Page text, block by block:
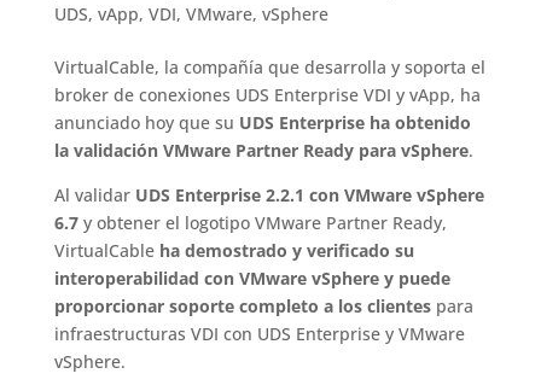
UDS, vApp, VDI, VMware, vSphere
VirtualCable, la compañía que desarrolla y soporta el
broker de conexiones UDS Enterprise VDI y vApp, ha
anunciado hoy que su UDS Enterprise ha obtenido
la validación VMware Partner Ready para vSphere.
Al validar UDS Enterprise 2.2.1 con VMware vSphere
6.7y obtener el logotipo VMware Partner Ready,
VirtualCable ha demostrado y verificado su
interoperabilidad con VMware vSphere y puede
proporcionar soporte completo a los clientespara
infraestructuras VDI con UDS Enterprise y VMware
vSphere.